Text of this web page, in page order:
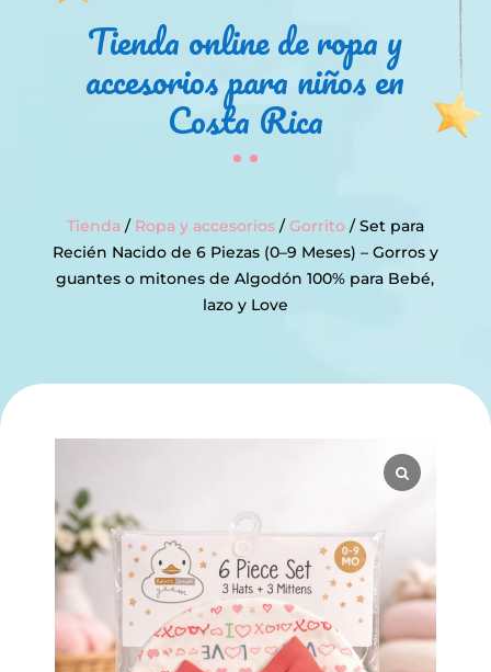
Tienda online de ropa y
accesorios para niños en
Costa Rica
Tienda / Ropa y accesorios/Gorrito / Set para
Recién Nacido de 6 Piezas (0–9 Meses) – Gorros y
guantes o mitones de Algodón 100% para Bebé,
lazo y Love